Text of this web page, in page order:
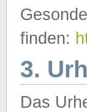
finden:
3.
Das